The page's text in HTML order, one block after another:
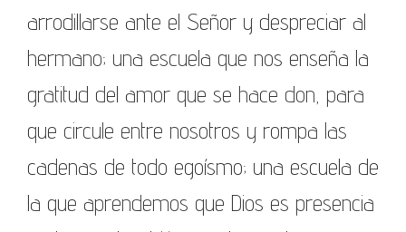
arrodillarse ante el Señor y despreciar al
hermano; una escuela que nos enseña la
gratitud del amor que se hace don, para
que circule entre nosotros y rompa las
cadenas de todo egoísmo; una escuela de
la que aprendemos que Dios es presencia